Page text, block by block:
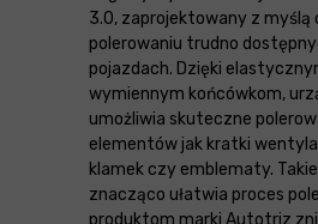
3.0, zaprojektowany z myślą
polerowaniu trudno
pojazdach. Dzięki
wymiennym końcówkom,
umożliwia skuteczne
elementów jak kratki
klamek czy emblematy.
znacząco ułatwia proces
produktom marki Autotriz